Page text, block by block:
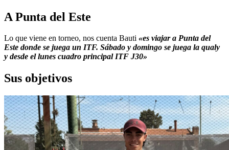
A Punta del Este
Lo que viene en torneo, nos cuenta Bauti «es viajar a Punta del
Este donde se juega un ITF. Sábado y domingo se juega la qualy
y desde el lunes cuadro principal ITF J30»
Sus objetivos